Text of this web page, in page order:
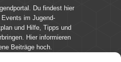
Du findest hier
im Jugend-
und Hilfe, Tipps und
Hier informieren
Beiträge hoch.